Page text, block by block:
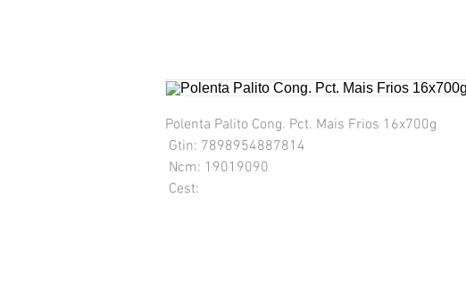
Polenta Palito Cong. Pct. Mais Frios 16x700g
Gtin: 7898954887814
Ncm: 19019090
Cest: